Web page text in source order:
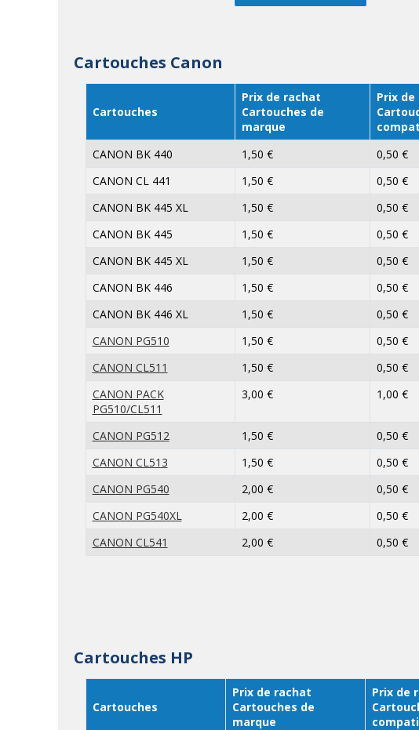
Cartouches Canon
Cartouches
Prix de rachat
Cartouches de
marque
Prix
CANON BK 440
1,50 €
0,50 €
CANON CL 441
1,50 €
0,50 €
CANON BK 445 XL
1,50 €
0,50 €
CANON BK 445
1,50 €
0,50 €
CANON BK 445 XL
1,50 €
0,50 €
CANON BK 446
1,50 €
0,50 €
CANON BK 446 XL
1,50 €
0,50 €
CANON PG510
1,50 €
0,50 €
CANON CL511
1,50 €
0,50 €
CANON PACK
PG510/CL511
3,00 € 1,00 €
CANON PG512 1,50 €
0,50 €
CANON CL513
1,50 €
0,50 €
CANON PG540
2,00 €
0,50 €
CANON PG540XL
2,00 €
0,50 €
CANON CL541
2,00 € 0,50 €
Cartouches HP
Cartouches
Prix de rachat
Cartouches de
marque
Prix de